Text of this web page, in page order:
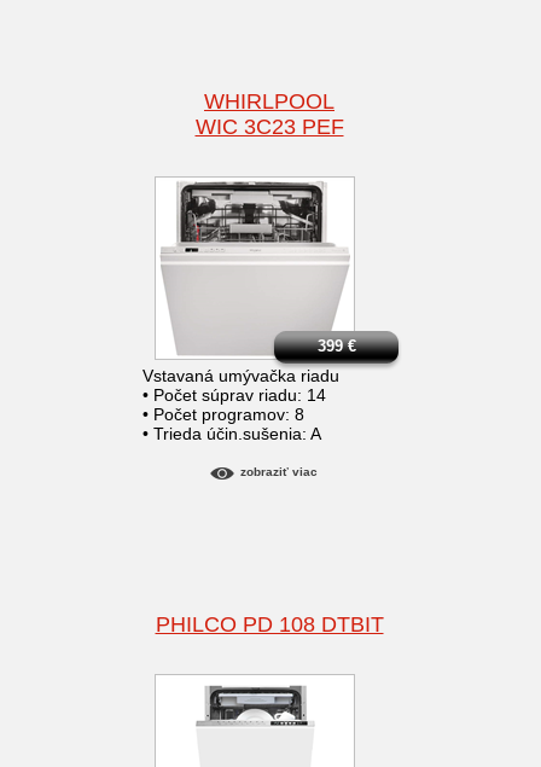
WHIRLPOOL
WIC 3C23 PEF
Vstavaná umývačka riadu
• Počet súprav riadu: 14
• Počet programov: 8
• Trieda účin.sušenia: A
399€
zobraziť viac
PHILCO PD 108 DTBIT